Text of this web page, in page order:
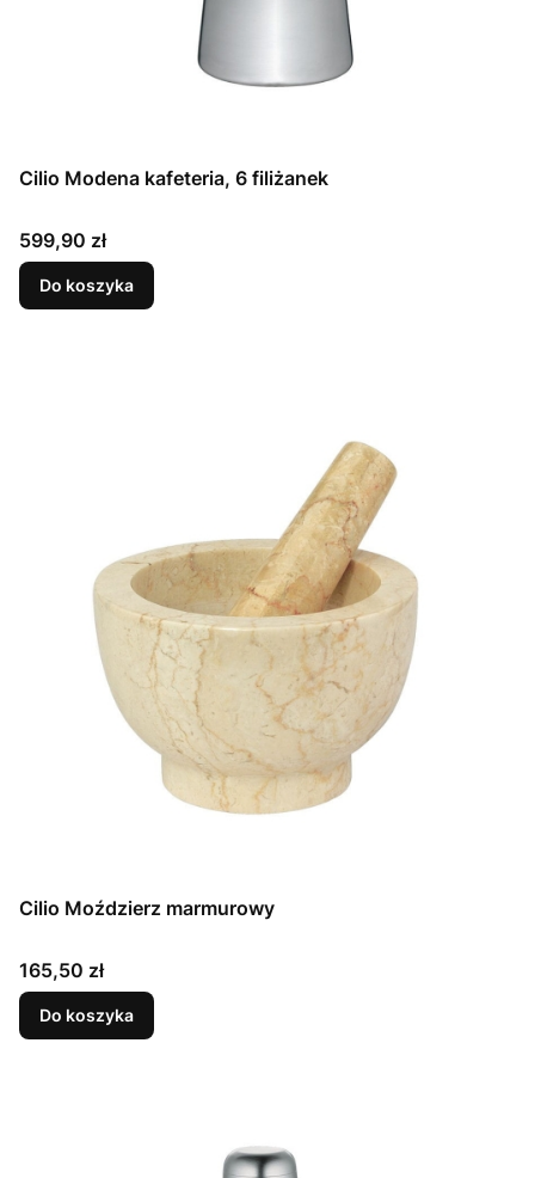
Cilio Modena kafeteria, 6 filiżanek
Cena
599,90 zł
Do koszyka
Cilio Moździerz marmurowy
Cena
165,50 zł
Do koszyka